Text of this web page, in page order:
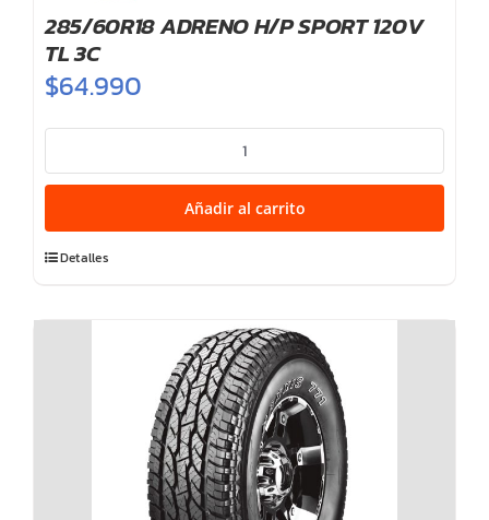
285/60R18 ADRENO H/P SPORT 120V
TL 3C
$64.990
ADRENO
H/P
120V
cantidad
Añadir al carrito
Detalles